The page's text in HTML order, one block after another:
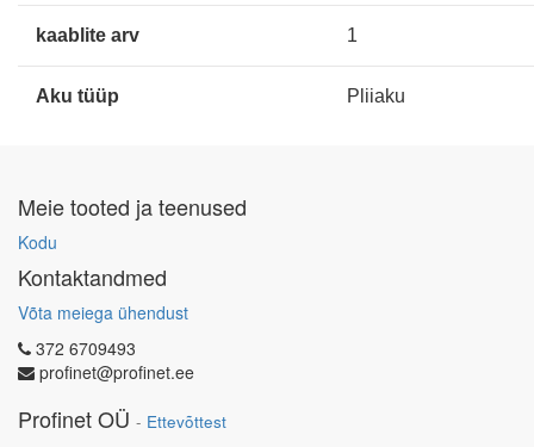
kaablite arv 1
Aku tüüp Pliiaku
Meie tooted ja teenused
Kodu
Kontaktandmed
Võta meiega ühendust
372 6709493
profinet@profinet.ee
Profinet OÜ - Ettevõttest